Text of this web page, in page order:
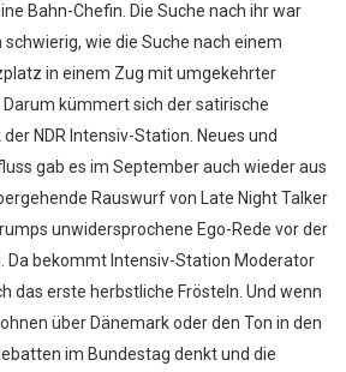
Bahn-Chefin. Die Suche nach ihr war
wie die Suche nach einem
in einem Zug mit umgekehrter
Darum kümmert sich der satirische
NDR Intensiv-Station. Neues und
gab es im September auch wieder aus
Rauswurf von Late Night Talker
unwidersprochene Ego-Rede vor der
Da bekommt Intensiv-Station Moderator
das erste herbstliche Frösteln. Und wenn
über Dänemark oder den Ton in den
im Bundestag denkt und die